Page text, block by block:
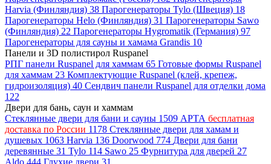
Harvia (Финляндия) 38 Парогенераторы Tylo (Швеция) 18
Парогенераторы Helo (Финляндия) 31 Парогенераторы Sawo
(Финляндия) 22 Парогенераторы Hygromatik (Германия) 97
Парогенераторы для сауны и хамама Grandis 10
Панели и 3D полистирол Ruspanel
РПГ панели Ruspanel для хаммам 65 Готовые формы Ruspanel
для хаммам 23 Комплектующие Ruspanel (клей, крепеж,
гидроизоляция) 40 Сендвич панели Ruspanel для отделки дома
122
Двери для бань, саун и хаммам
Стеклянные двери для бани и сауны 1509 АРТА бесплатная
доставка по России 1178 Стеклянные двери для хамам и
душевых 1063 Harvia 136 Doorwood 774 Двери для бани
деревянные 31 Tylo 114 Sawo 25 Фурнитура для дверей 27
Aldo 444 Глухие двери 31